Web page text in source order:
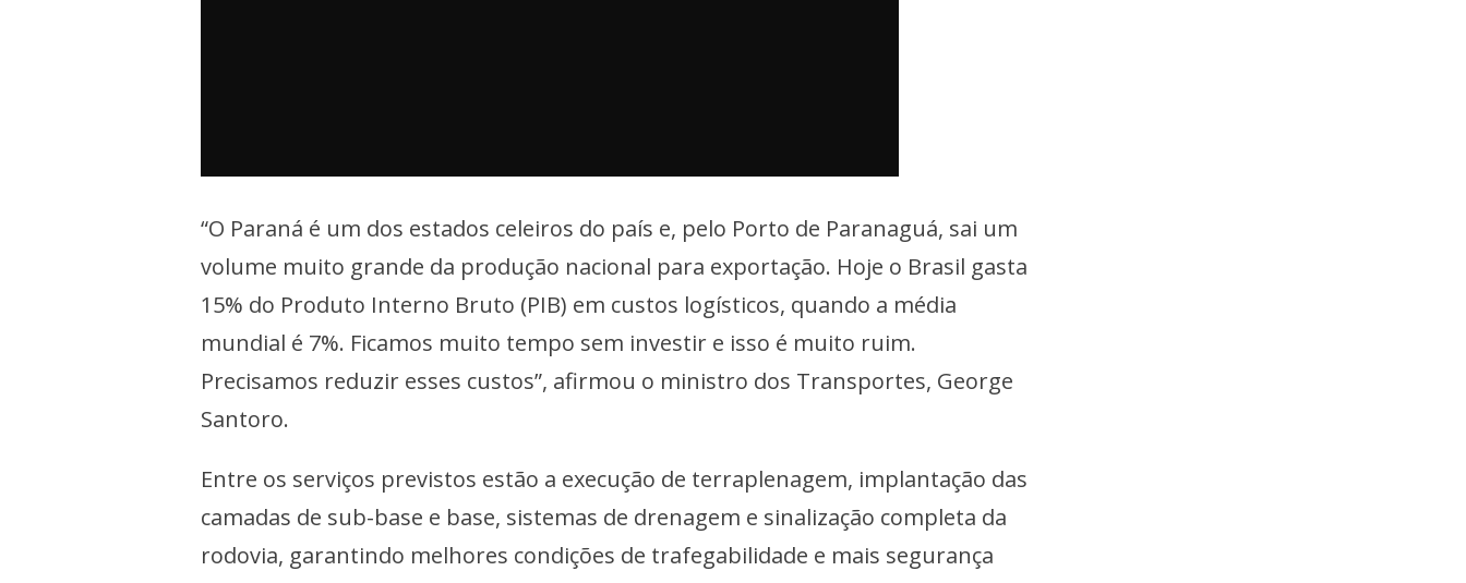
“O Paraná é um dos estados celeiros do país e, pelo Porto de Paranaguá, sai um
volume muito grande da produção nacional para exportação. Hoje o Brasil gasta
15% do Produto Interno Bruto (PIB) em custos logísticos, quando a média
mundial é 7%. Ficamos muito tempo sem investir e isso é muito ruim.
Precisamos reduzir esses custos”, afirmou o ministro dos Transportes, George
Santoro.
Entre os serviços previstos estão a execução de terraplenagem, implantação das
camadas de sub-base e base, sistemas de drenagem e sinalização completa da
rodovia, garantindo melhores condições de trafegabilidade e mais segurança